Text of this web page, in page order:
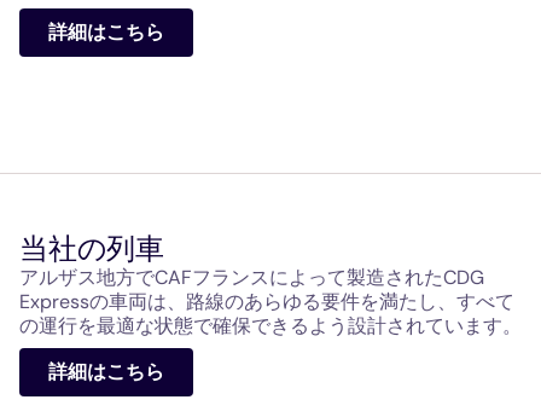
詳細はこちら
当社の列車
アルザス地方でCAFフランスによって製造されたCDG
Expressの車両は、路線のあらゆる要件を満たし、すべて
の運行を最適な状態で確保できるよう設計されています。
詳細はこちら